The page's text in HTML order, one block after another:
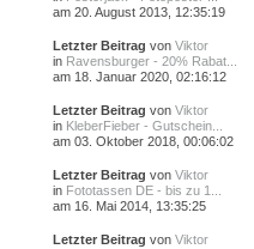
am 20. August 2013, 12:35:19
Letzter Beitrag vonViktor
in Ravensburger - 20% Rabat...
am 18. Januar 2020, 02:16:12
Letzter Beitrag vonViktor
in KleberFieber - Gutschein...
am 03. Oktober 2018, 00:06:02
Letzter Beitrag vonViktor
in Fototassen DE - bis zu 1...
am 16. Mai 2014, 13:35:25
Letzter Beitrag vonViktor